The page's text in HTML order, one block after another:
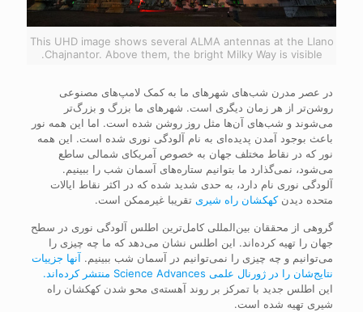
This UHD image shows several ALMA antennas at the Llano
Chajnantor. Above them, the bright Milky Way is visible.
در عصر مدرن شب‌های شهرهای ما به کمک لامپ‌های مصنوعی
روشن‌تر از هر زمان دیگری است. شهرهای ما بزرگ و بزرگ‌تر
می‌شوند و شب‌های آن‌ها مثل روز روشن شده است. اما این همه نور
باعث بوجود آمدن پدیده‌ای به نام آلودگی نوری شده است. این همه
نور که در نقاط مختلف جهان به خصوص آمریکای شمالی ساطع
می‌شود، نمی‌گذارد ما بتوانیم ستاره‌های آسمان شب را ببینیم.
آلودگی نوری نام دارد، به حدی شدید شده که در اکثر نقاط ایالات
متحده دیدن کهکشان راه شیریتقریبا غیرممکن است.
گروهی از محققان بین‌المللی کامل‌ترین اطلس آلودگی نوری در سطح
جهان را تهیه کرده‌اند. این اطلس نشان می‌دهد که ما چه چیزی را
می‌توانیم و چه چیزی را نمی‌توانیم در آسمان شب ببینیم. آنها جزییات
نتایج‌شان را در ژورنال علمی Science Advances منتشر کرده‌اند.
این اطلس جدید با تمرکز بر روند آهسته‌ی محو شدن کهکشان راه
شیری تهیه شده است.